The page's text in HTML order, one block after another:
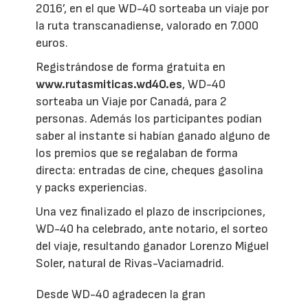
2016’, en el que WD-40 sorteaba un viaje por
la ruta transcanadiense, valorado en 7.000
euros.
Registrándose de forma gratuita en
www.rutasmiticas.wd40.es, WD-40
sorteaba un Viaje por Canadá, para 2
personas. Además los participantes podían
saber al instante si habían ganado alguno de
los premios que se regalaban de forma
directa: entradas de cine, cheques gasolina
y packs experiencias.
Una vez finalizado el plazo de inscripciones,
WD-40 ha celebrado, ante notario, el sorteo
del viaje, resultando ganador Lorenzo Miguel
Soler, natural de Rivas-Vaciamadrid.
Desde WD-40 agradecen la gran